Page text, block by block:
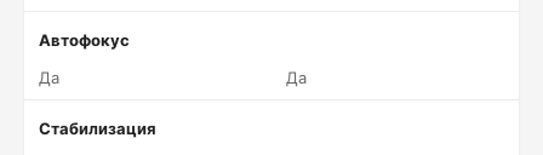
Автофокус
Да
Да
Стабилизация